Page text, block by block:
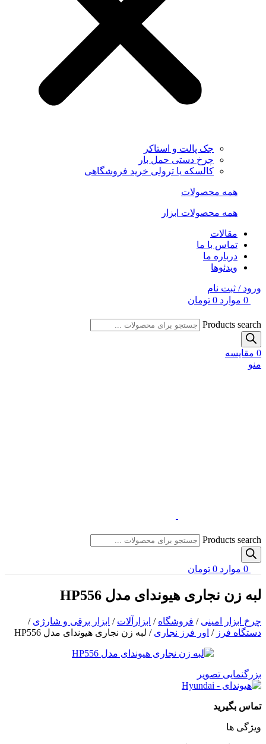
جک پالت و استاکر
چرخ دستی حمل بار
کالسکه یا ترولی خرید فروشگاهی
همه محصولات
همه محصولات ابزار
مقالات
تماس با ما
درباره ما
ویدئوها
ورود / ثبت نام
0 موارد 0 تومان
Products search
0 مقایسه
منو
Products search
0 موارد 0 تومان
لبه زن نجاری هیوندای مدل HP556
چرخ ابزار امینی / فروشگاه / ابزارآلات / ابزار برقی و شارژی /
دستگاه فرز / اور فرز نجاری / لبه زن نجاری هیوندای مدل HP556
بزرگنمایی تصویر
تماس بگیرید
ویژگی ها